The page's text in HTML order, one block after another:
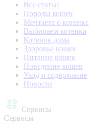
Все статьи
Породы кошек
Мечтаете о котенке
Выбираем котенка
Котенок дома
Здоровье кошек
Питание кошек
Поведение кошек
Уход и содержание
Новости
Сервисы
Сервисы